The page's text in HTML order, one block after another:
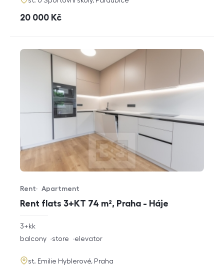
cena
20 000 Kč
Rent flats 3+KT 74 m², Praha - Háje
Offer type
Rent
Property type
Apartment
rozměry
3+kk
funkce
balcony store elevator
adresa
st. Emilie Hyblerové, Praha